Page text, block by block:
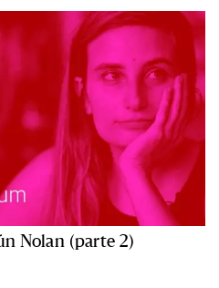
Nolan (parte 2)